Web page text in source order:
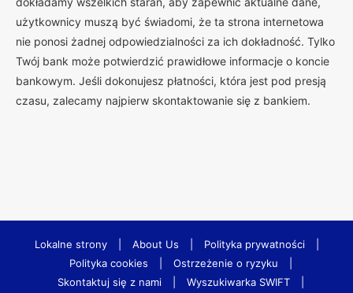
użytkownicy muszą być świadomi, że ta strona internetowa
nie ponosi żadnej odpowiedzialności za ich dokładność. Tylko
Twój bank może potwierdzić prawidłowe informacje o koncie
bankowym. Jeśli dokonujesz płatności, która jest pod presją
czasu, zalecamy najpierw skontaktowanie się z bankiem.
Lokalne strony About Us Polityka prywatności
Polityka cookies
Ostrzeżenie o ryzyku
Skontaktuj się z nami
Wyszukiwarka SWIFT